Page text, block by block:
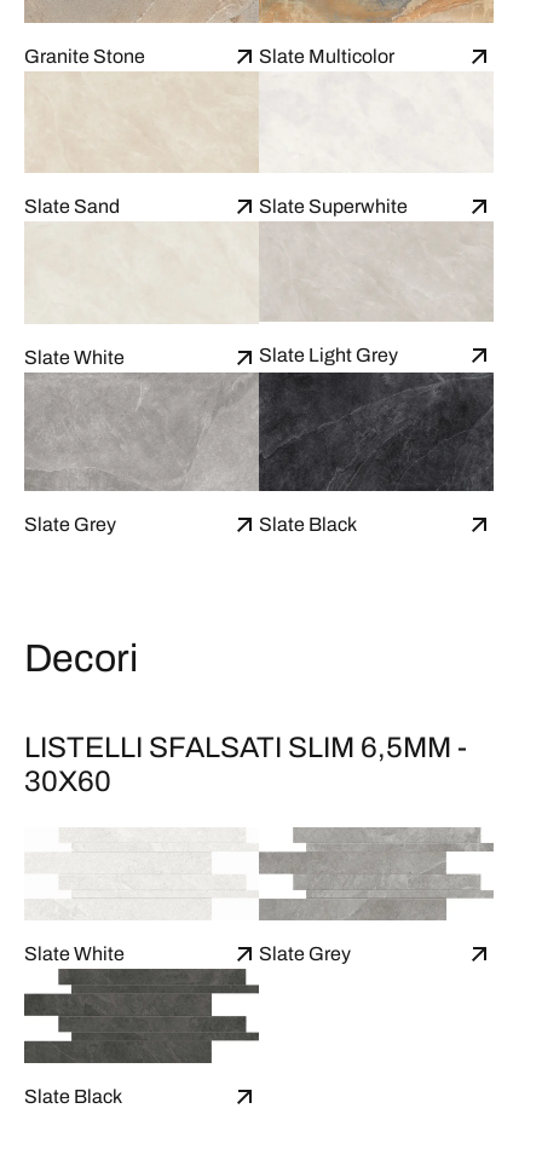
Granite Stone Slate Multicolor
Slate Sand Slate Superwhite
Slate White Slate Light Grey
Slate Grey Slate Black
Decori
LISTELLI SFALSATI SLIM 6,5MM -
30X60
Slate White Slate Grey
Slate Black